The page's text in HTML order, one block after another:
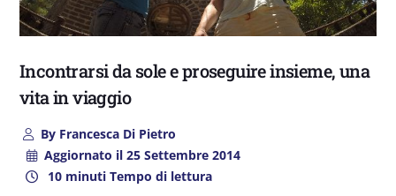
Incontrarsi da sole e proseguire insieme, una
vita in viaggio
ByFrancesca Di Pietro
Aggiornato il25 Settembre 2014
10 minuti Tempo di lettura